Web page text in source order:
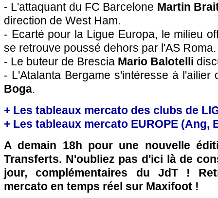
- L'attaquant du FC Barcelone Martin
direction de West Ham.
- Ecarté pour la Ligue Europa, le milieu
se retrouve poussé dehors par l'AS Roma.
- Le buteur de Brescia Mario Balotelli
- L'Atalanta Bergame s'intéresse à
Boga.
+ Les tableaux mercato des clubs de
+ Les tableaux mercato EUROPE (Ang,
A demain 18h pour une nouvelle
Transferts. N'oubliez pas d'ici là de
jour, complémentaires du JdT !
mercato en temps réel sur Maxifoot !